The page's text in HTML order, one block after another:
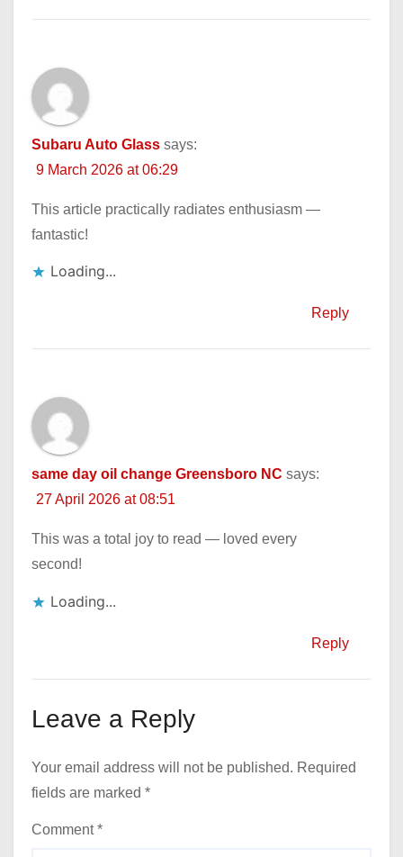
Subaru Auto Glass says:
9 March 2026 at 06:29
This article practically radiates enthusiasm —
fantastic!
Loading...
Reply
same day oil change Greensboro NC says:
27 April 2026 at 08:51
This was a total joy to read — loved every
second!
Loading...
Reply
Leave a Reply
Your email address will not be published. Required
fields are marked *
Comment*